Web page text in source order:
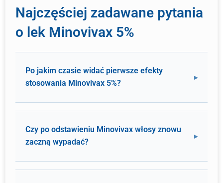
Najczęściej zadawane pytania
o lek Minovivax 5%
Po jakim czasie widać pierwsze efekty
stosowania Minovivax 5%?
Czy po odstawieniu Minovivax włosy znowu
zaczną wypadać?